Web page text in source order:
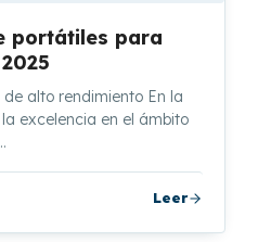
portátiles para
alto rendimiento En la
excelencia en el ámbito
Leer